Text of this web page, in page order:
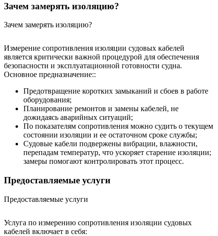
Зачем замерять изоляцию?
Зачем замерять изоляцию?
Измерение сопротивления изоляции судовых кабелей
является критически важной процедурой для обеспечения
безопасности и эксплуатационной готовности судна.
Основное предназначение::
Предотвращение коротких замыканий и сбоев в работе
оборудования;
Планирование ремонтов и замены кабелей, не
дожидаясь аварийных ситуаций;
По показателям сопротивления можно судить о текущем
состоянии изоляции и ее остаточном сроке службы;
Судовые кабели подвержены вибрации, влажности,
перепадам температур, что ускоряет старение изоляции;
замеры помогают контролировать этот процесс.
Предоставляемые услуги
Предоставляемые услуги
Услуга по измерению сопротивления изоляции судовых
кабелей включает в себя: